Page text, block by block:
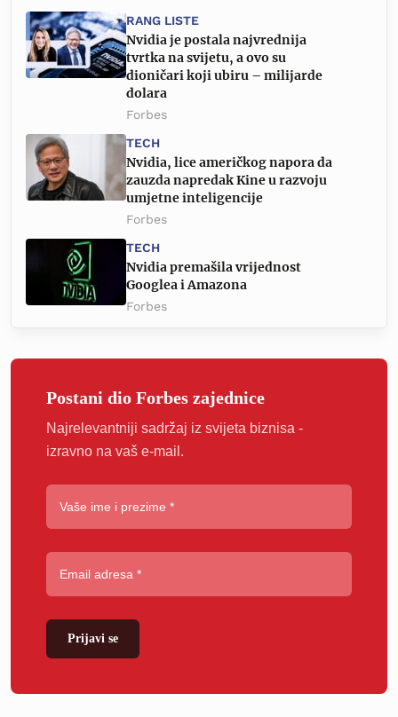
RANG LISTE
Nvidia je postala najvrednija
tvrtka na svijetu, a ovo su
dioničari koji ubiru – milijarde
dolara
Forbes
TECH
Nvidia, lice američkog napora da
zauzda napredak Kine u razvoju
umjetne inteligencije
Forbes
TECH
Nvidia premašila vrijednost
Googlea i Amazona
Forbes
Postani dio Forbes zajednice
Najrelevantniji sadržaj iz svijeta biznisa -
izravno na vaš e-mail.
Prijavi se